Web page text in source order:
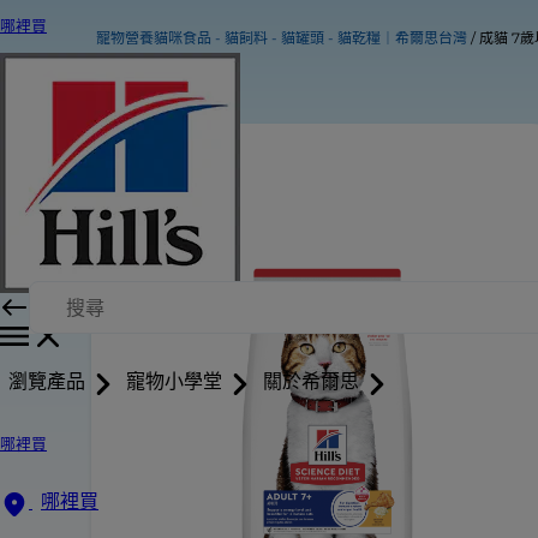
哪裡買
瀏覽產品 寵物小學堂 關於希爾思
哪裡買
哪裡買
寵物營養貓咪食品 - 貓飼料 - 貓罐頭 - 貓乾糧｜希爾思台灣 成貓 7歲